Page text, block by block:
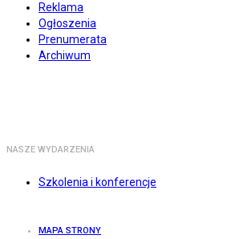
Reklama
Ogłoszenia
Prenumerata
Archiwum
NASZE WYDARZENIA
Szkolenia i konferencje
MAPA STRONY